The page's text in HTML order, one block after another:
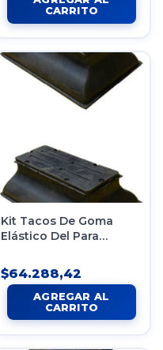
Kit Tacos De Goma
Elástico Del Para
$64.288,42